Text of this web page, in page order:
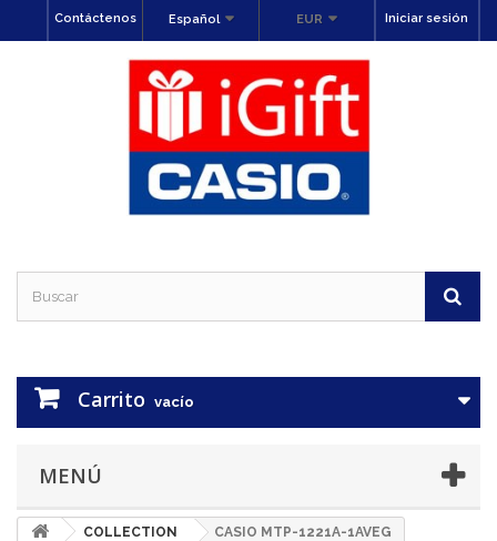
Iniciar sesión
EUR
Español
Contáctenos
Carrito vacío
MENÚ
COLLECTION CASIO MTP-1221A-1AVEG